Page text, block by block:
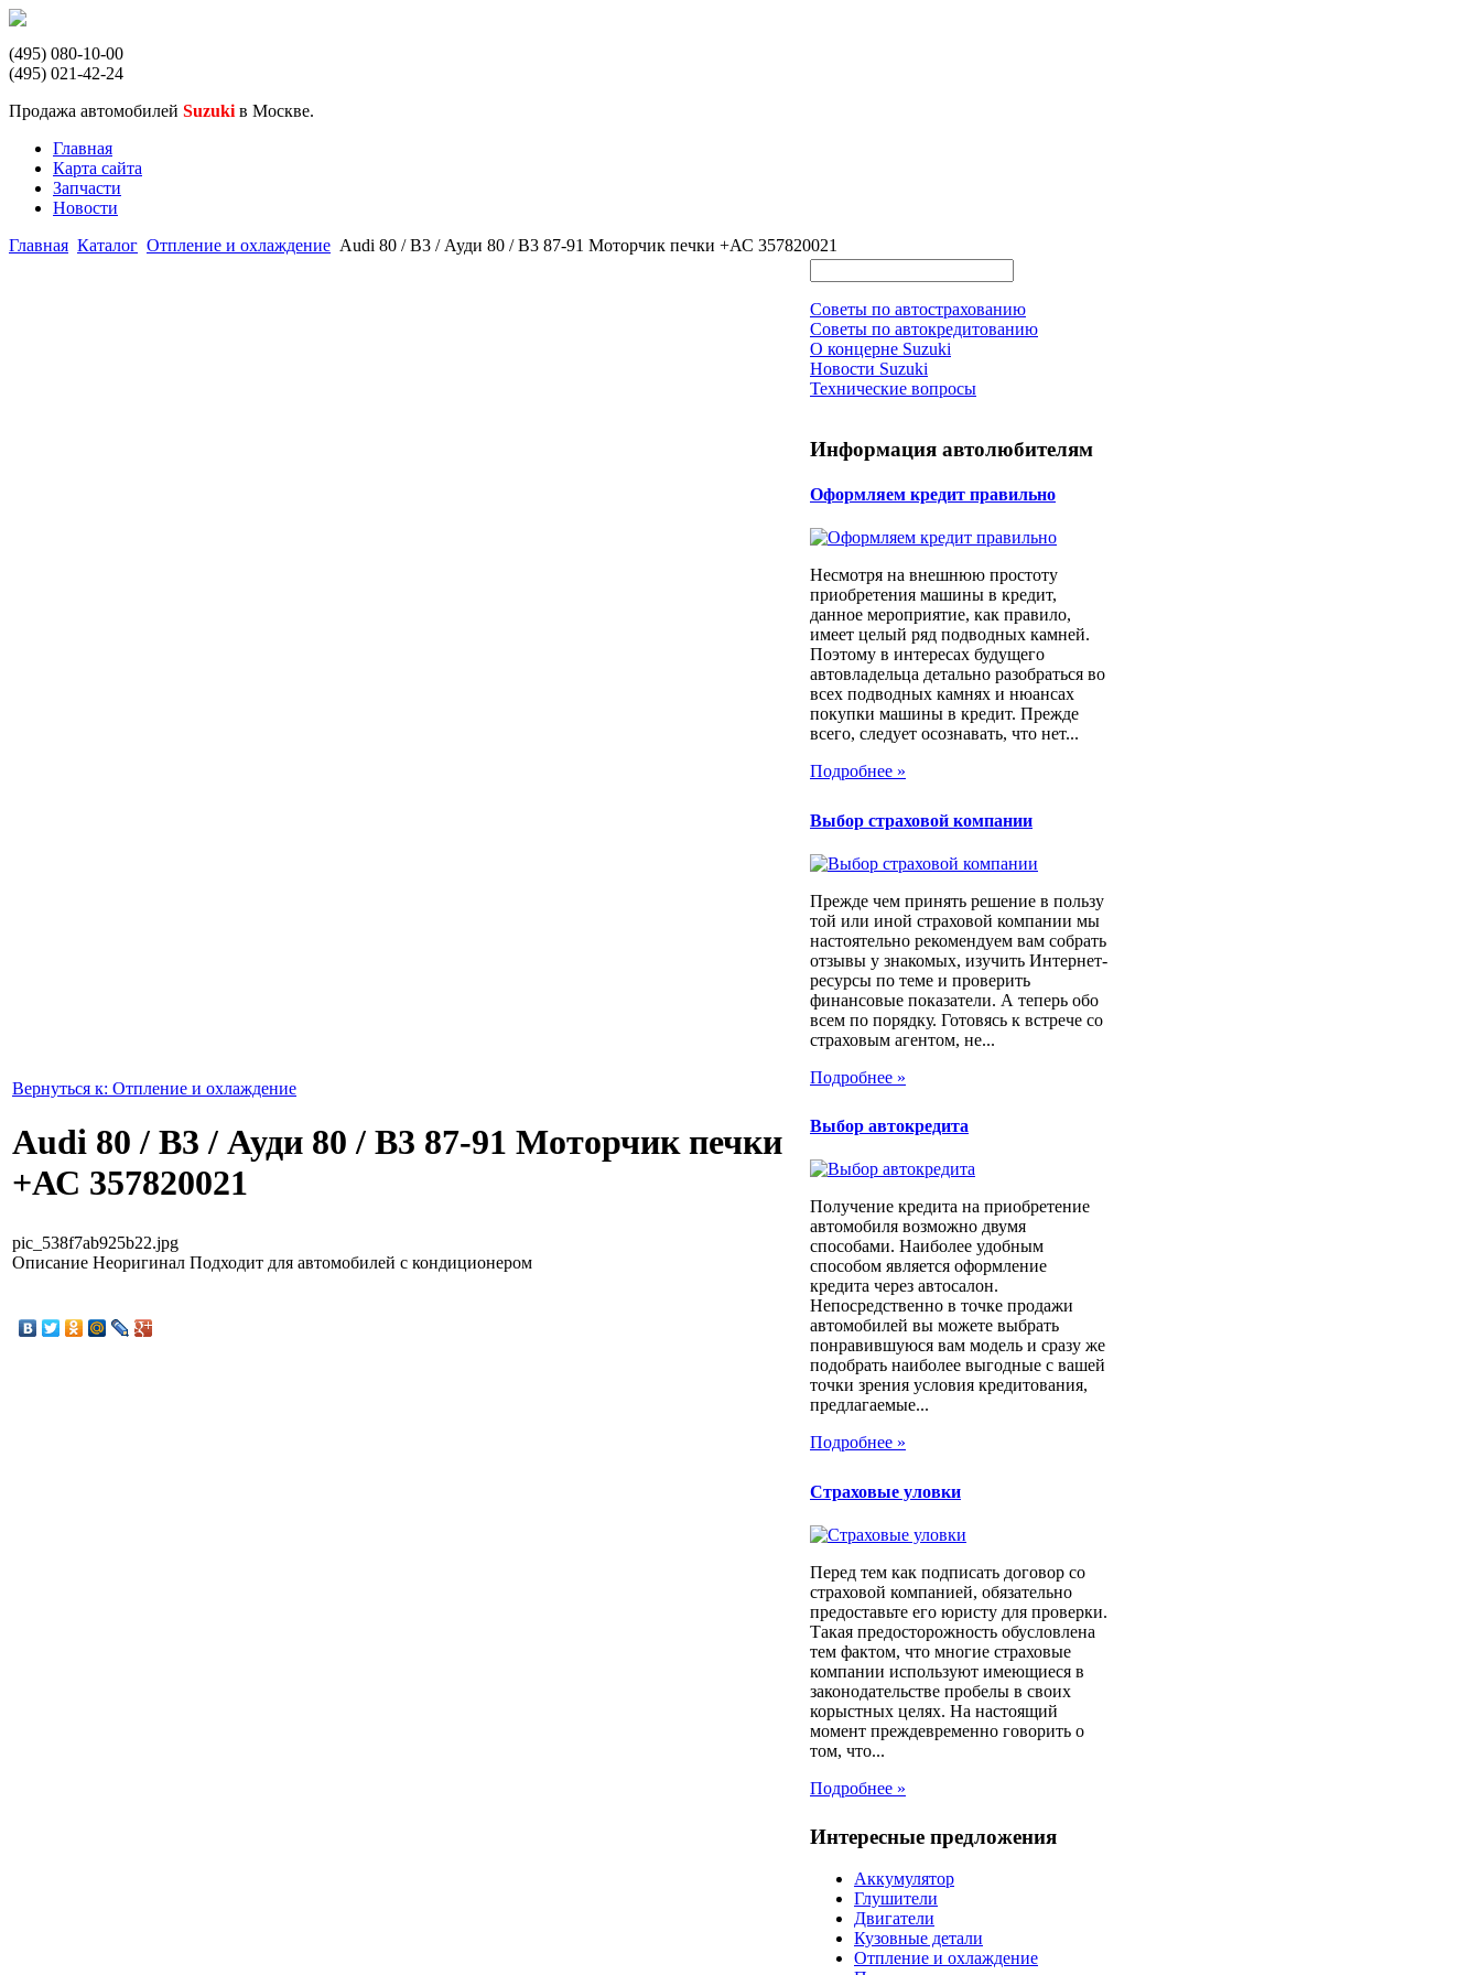
(495) 080-10-00
(495) 021-42-24
Продажа автомобилей Suzuki в Москве.
Главная
Карта сайта
Запчасти
Новости
Главная Каталог Отпление и охлаждение Audi 80 / B3 / Ауди 80 / B3 87-91 Моторчик печки +АС 357820021
Вернуться к: Отпление и охлаждение
Audi 80 / B3 / Ауди 80 / B3 87-91 Моторчик печки
+АС 357820021
pic_538f7ab925b22.jpg
Описание Неоригинал Подходит для автомобилей с кондиционером
Советы по автострахованию
Советы по автокредитованию
О концерне Suzuki
Новости Suzuki
Технические вопросы
Информация автолюбителям
Оформляем кредит правильно
Несмотря на внешнюю простоту
приобретения машины в кредит,
данное мероприятие, как правило,
имеет целый ряд подводных камней.
Поэтому в интересах будущего
автовладельца детально разобраться во
всех подводных камнях и нюансах
покупки машины в кредит. Прежде
всего, следует осознавать, что нет...
Подробнее »
Выбор страховой компании
Прежде чем принять решение в пользу
той или иной страховой компании мы
настоятельно рекомендуем вам собрать
отзывы у знакомых, изучить Интернет-
ресурсы по теме и проверить
финансовые показатели. А теперь обо
всем по порядку. Готовясь к встрече со
страховым агентом, не...
Подробнее »
Выбор автокредита
Получение кредита на приобретение
автомобиля возможно двумя
способами. Наиболее удобным
способом является оформление
кредита через автосалон.
Непосредственно в точке продажи
автомобилей вы можете выбрать
понравившуюся вам модель и сразу же
подобрать наиболее выгодные с вашей
точки зрения условия кредитования,
предлагаемые...
Подробнее »
Страховые уловки
Перед тем как подписать договор со
страховой компанией, обязательно
предоставьте его юристу для проверки.
Такая предосторожность обусловлена
тем фактом, что многие страховые
компании используют имеющиеся в
законодательстве пробелы в своих
корыстных целях. На настоящий
момент преждевременно говорить о
том, что...
Подробнее »
Интересные предложения
Аккумулятор
Глушители
Двигатели
Кузовные детали
Отпление и охлаждение